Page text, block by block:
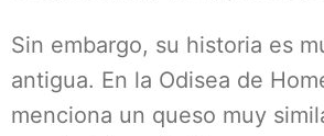
Sin embargo, su historia es
antigua. En la Odisea de
menciona un queso muy